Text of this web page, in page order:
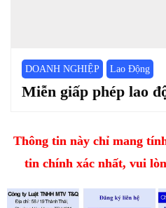
DOANH NGHIỆP Lao Động
Miễn giấp phép lao
Thông tin này chỉ mang
tin chính xác nhất, vui